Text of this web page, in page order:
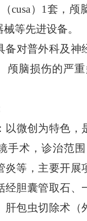
cusa）1套，
等先进设备。
备对普外科及神
颅脑损伤的严
以微创为特色，
手术，诊治范
炎等，主要开
经胆囊管取石
肝包虫切除术